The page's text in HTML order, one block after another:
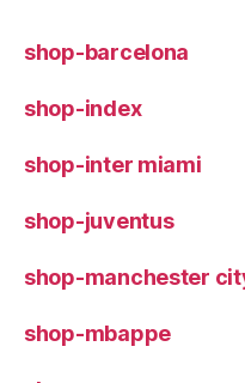
shop-barcelona
shop-index
shop-inter miami
shop-juventus
shop-manchester
shop-mbappe